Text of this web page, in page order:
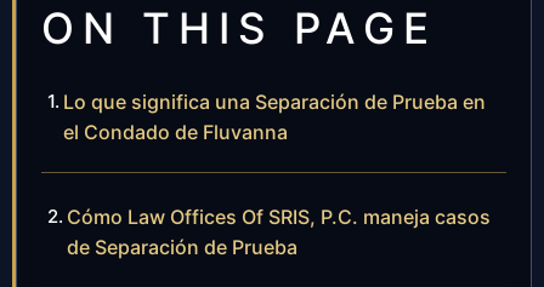
ON THIS PAGE
Lo que significa una Separación de Prueba en
el Condado de Fluvanna
Cómo Law Offices Of SRIS, P.C. maneja casos
de Separación de Prueba